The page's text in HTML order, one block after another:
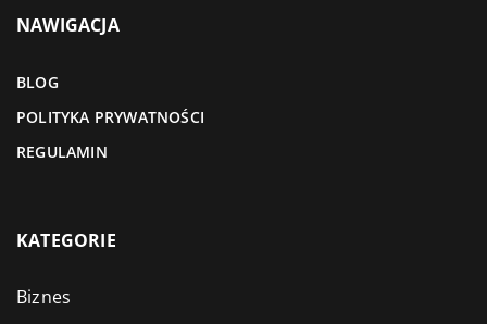
NAWIGACJA
BLOG
POLITYKA PRYWATNOŚCI
REGULAMIN
KATEGORIE
Biznes